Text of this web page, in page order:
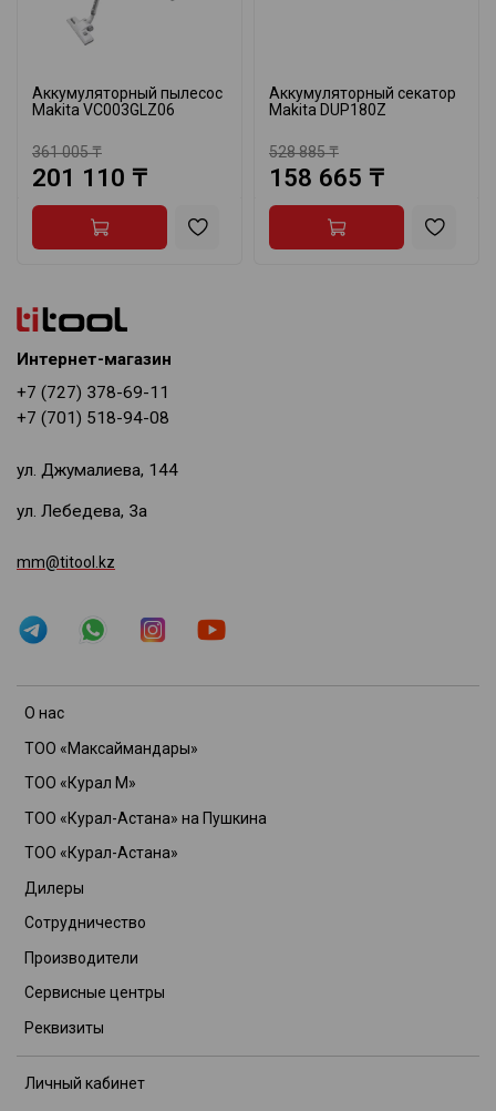
Аккумуляторный пылесос
Makita VC003GLZ06
361 005 ₸
201 110 ₸
Аккумуляторный секатор
Makita DUP180Z
528 885 ₸
158 665 ₸
О нас
ТОО «Максаймандары»
ТОО «Курал М»
ТОО «Курал-Астана» на Пушкина
ТОО «Курал-Астана»
Дилеры
Сотрудничество
Производители
Сервисные центры
Реквизиты
Личный кабинет
Интернет-магазин
+7 (727) 378-69-11
+7 (701) 518-94-08
ул. Джумалиева, 144
ул. Лебедева, 3а
mm@titool.kz